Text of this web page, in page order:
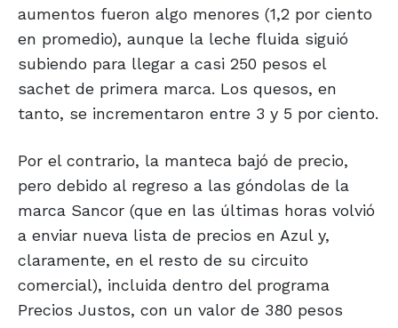
aumentos fueron algo menores (1,2 por ciento
en promedio), aunque la leche fluida siguió
subiendo para llegar a casi 250 pesos el
sachet de primera marca. Los quesos, en
tanto, se incrementaron entre 3 y 5 por ciento.
Por el contrario, la manteca bajó de precio,
pero debido al regreso a las góndolas de la
marca Sancor (que en las últimas horas volvió
a enviar nueva lista de precios en Azul y,
claramente, en el resto de su circuito
comercial), incluida dentro del programa
Precios Justos, con un valor de 380 pesos